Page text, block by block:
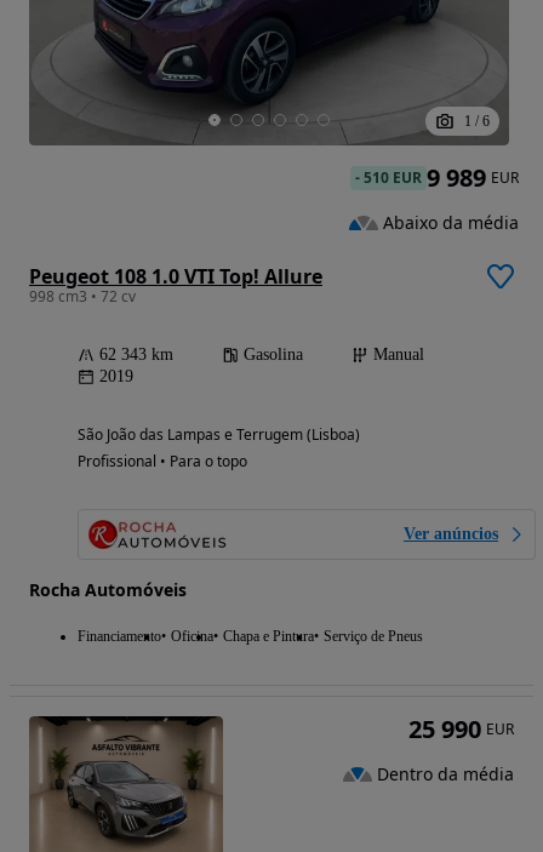
1 / 6
Peugeot 108 1.0 VTI Top! Allure
998 cm3 • 72 cv
62 343 km Gasolina
Manual
2019
São João das Lampas e Terrugem (Lisboa)
Profissional • Para o topo
Ver anúncios
Rocha Automóveis
Financiamento Oficina Chapa e Pintura Serviço de Pneus
-510 EUR 9 989 EUR
Abaixo da média
25 990 EUR
Dentro da média